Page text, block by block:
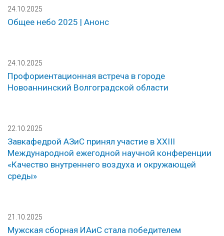
24.10.2025
Общее небо 2025 | Анонс
24.10.2025
Профориентационная встреча в городе
Новоаннинский Волгоградской области
22.10.2025
Завкафедрой АЗиС принял участие в XXIII
Международной ежегодной научной конференции
«Качество внутреннего воздуха и окружающей
среды»
21.10.2025
Мужская сборная ИАиС стала победителем